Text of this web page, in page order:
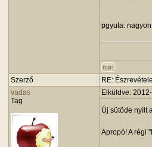
pgyula:
Szerző
RE:
vadas
Tag
Elküldve:
Új sütöde nyílt
Apropó! A régi